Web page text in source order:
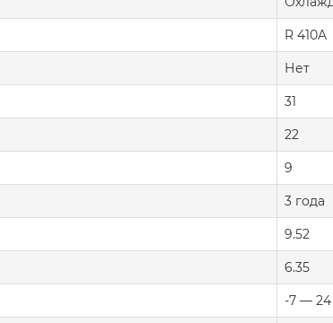
R 410A
Нет
31
22
9
3 года
9.52
6.35
-7 — 24